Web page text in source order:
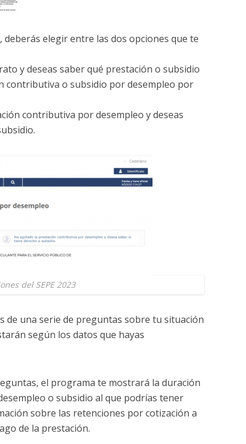
elegir entre las dos opciones que te
y deseas saber qué prestación o subsidio
contributiva o subsidio por desempleo por
contributiva por desempleo y deseas
del SEPE 2023
de una serie de preguntas sobre tu situación
según los datos que hayas
el programa te mostrará la duración
o subsidio al que podrías tener
sobre las retenciones por cotización a
de la prestación.